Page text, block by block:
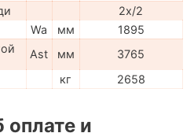
2x/2
Wa мм
1895
Ast мм
3765
кг 2658
и